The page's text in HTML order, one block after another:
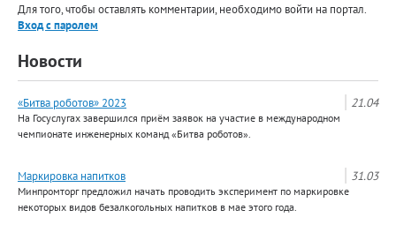
Для того, чтобы оставлять комментарии, необходимо войти на портал.
Вход с паролем
Новости
21.04
«Битва роботов» 2023
На Госуслугах завершился приём заявок на участие в международном
чемпионате инженерных команд «Битва роботов».
31.03
Маркировка напитков
Минпромторг предложил начать проводить эксперимент по маркировке
некоторых видов безалкогольных напитков в мае этого года.